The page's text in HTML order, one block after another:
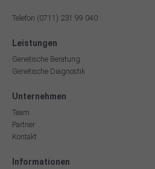
Telefon (0711) 231 99 040
Leistungen
Genetische Beratung
Genetische Diagnostik
Unternehmen
Team
Partner
Kontakt
Informationen